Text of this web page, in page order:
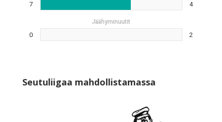
7 4
Jäähyminuutit
0 2
Seutuliigaa mahdollistamassa